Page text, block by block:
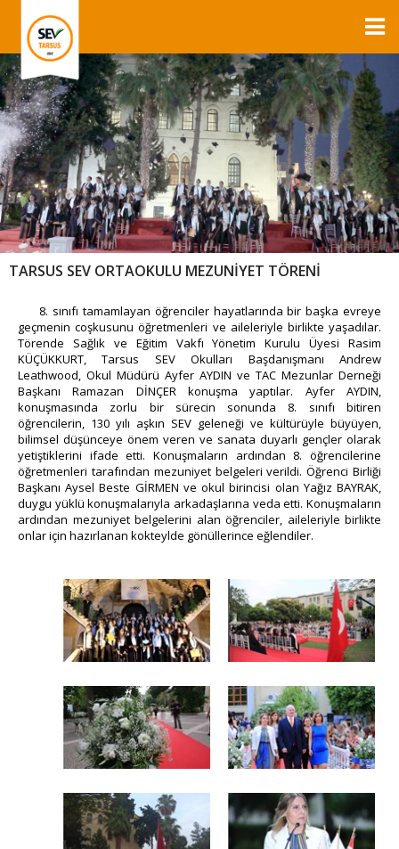
TARSUS SEV ORTAOKULU MEZUNİYET TÖRENİ
8. sınıfı tamamlayan öğrenciler hayatlarında bir başka evreye
geçmenin coşkusunu öğretmenleri ve aileleriyle birlikte yaşadılar.
Törende Sağlık ve Eğitim Vakfı Yönetim Kurulu Üyesi Rasim
KÜÇÜKKURT, Tarsus SEV Okulları Başdanışmanı Andrew
Leathwood, Okul Müdürü Ayfer AYDIN ve TAC Mezunlar Derneği
Başkanı Ramazan DİNÇER konuşma yaptılar. Ayfer AYDIN,
konuşmasında zorlu bir sürecin sonunda 8. sınıfı bitiren
öğrencilerin, 130 yılı aşkın SEV geleneği ve kültürüyle büyüyen,
bilimsel düşünceye önem veren ve sanata duyarlı gençler olarak
yetiştiklerini ifade etti. Konuşmaların ardından 8. öğrencilerine
öğretmenleri tarafından mezuniyet belgeleri verildi. Öğrenci Birliği
Başkanı Aysel Beste GİRMEN ve okul birincisi olan Yağız BAYRAK,
duygu yüklü konuşmalarıyla arkadaşlarına veda etti. Konuşmaların
ardından mezuniyet belgelerini alan öğrenciler, aileleriyle birlikte
onlar için hazırlanan kokteylde gönüllerince eğlendiler.